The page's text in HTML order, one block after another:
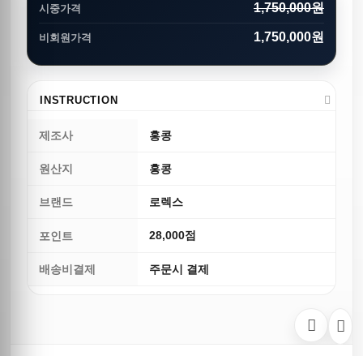
시중가격 1,750,000원
비회원가격 1,750,000원
INSTRUCTION
제조사 홍콩
원산지 홍콩
브랜드 로렉스
포인트 28,000점
배송비결제 주문시 결제